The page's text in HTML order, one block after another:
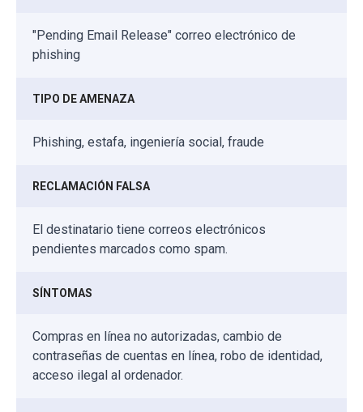
"Pending Email Release" correo electrónico de
phishing
TIPO DE AMENAZA
Phishing, estafa, ingeniería social, fraude
RECLAMACIÓN FALSA
El destinatario tiene correos electrónicos
pendientes marcados como spam.
SÍNTOMAS
Compras en línea no autorizadas, cambio de
contraseñas de cuentas en línea, robo de identidad,
acceso ilegal al ordenador.